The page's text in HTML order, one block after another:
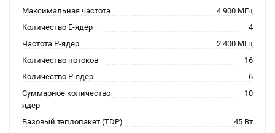
Максимальная частота
4 900 МГц
Количество E-ядер
4
Частота P-ядер
2 400 МГц
Количество потоков
16
Количество P-ядер
6
Суммарное количество
ядер
10
Базовый теплопакет (TDP)
45 Вт